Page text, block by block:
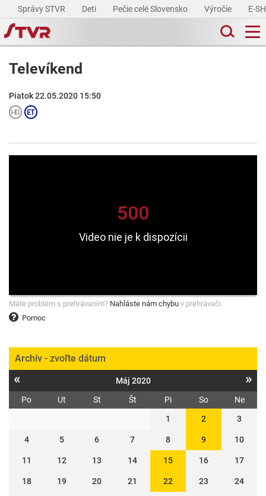
Správy STVR Deti Pečie celé Slovensko Výročie E-
Televíkend
Piatok 22.05.2020 15:50
Pomoc
Máte problém s prehrávaním? Nahláste nám chybu v prehrávači.
Archív - zvoľte dátum
« Máj 2020 »
Po Ut St Št Pi So
Ne
1
2 3
4 5 6 7 8 9 10
11 12 13 14 15 16 17
18 19 20 21 22 23 24